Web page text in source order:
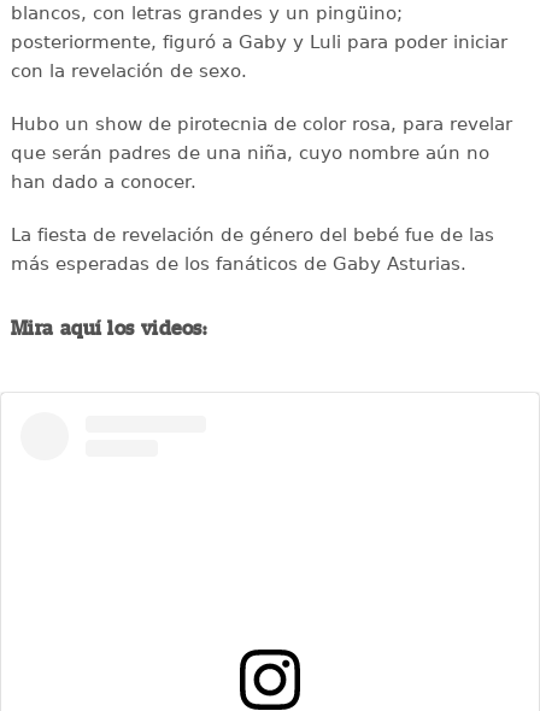
blancos, con letras grandes y un pingüino;
posteriormente, figuró a Gaby y Luli para poder iniciar
con la revelación de sexo.
Hubo un show de pirotecnia de color rosa, para revelar
que serán padres de una niña, cuyo nombre aún no
han dado a conocer.
La fiesta de revelación de género del bebé fue de las
más esperadas de los fanáticos de Gaby Asturias.
Mira aquí los videos: